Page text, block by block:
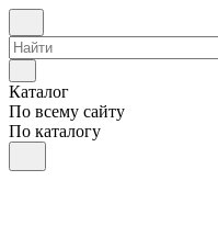
Каталог
По всему сайту
По каталогу